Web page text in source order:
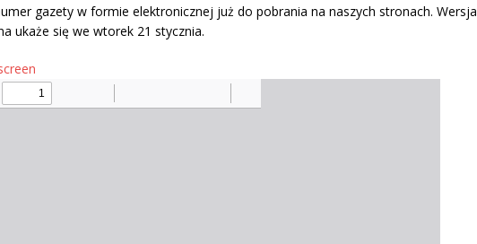
gazety w formie elektronicznej już do pobrania na naszych stronach. Wersja
ukaże się we wtorek 21 stycznia.